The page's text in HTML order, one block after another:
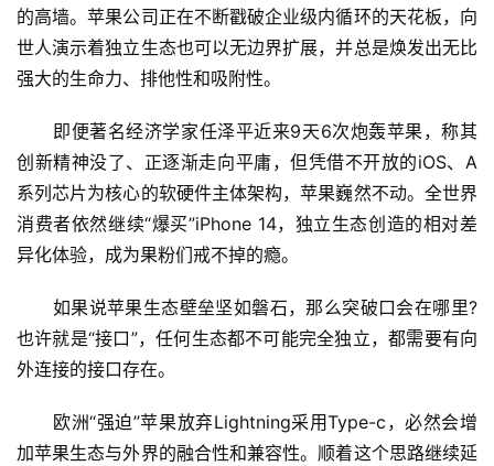
的高墙。苹果公司正在不断戳破企业级内循环的天花板，向
世人演示着独立生态也可以无边界扩展，并总是焕发出无比
强大的生命力、排他性和吸附性。
即便著名经济学家任泽平近来9天6次炮轰苹果，称其
创新精神没了、正逐渐走向平庸，但凭借不开放的iOS、A
系列芯片为核心的软硬件主体架构，苹果巍然不动。全世界
消费者依然继续“爆买”iPhone 14，独立生态创造的相对差
异化体验，成为果粉们戒不掉的瘾。
如果说苹果生态壁垒坚如磐石，那么突破口会在哪里?
也许就是“接口”，任何生态都不可能完全独立，都需要有向
外连接的接口存在。
欧洲“强迫”苹果放弃Lightning采用Type-c，必然会增
加苹果生态与外界的融合性和兼容性。顺着这个思路继续延